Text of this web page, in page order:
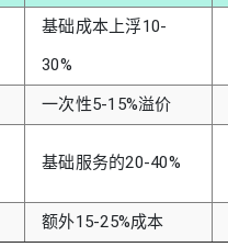
基础成本上浮10-
30%
一次性5-15%溢价
基础服务的20-40%
额外15-25%成本